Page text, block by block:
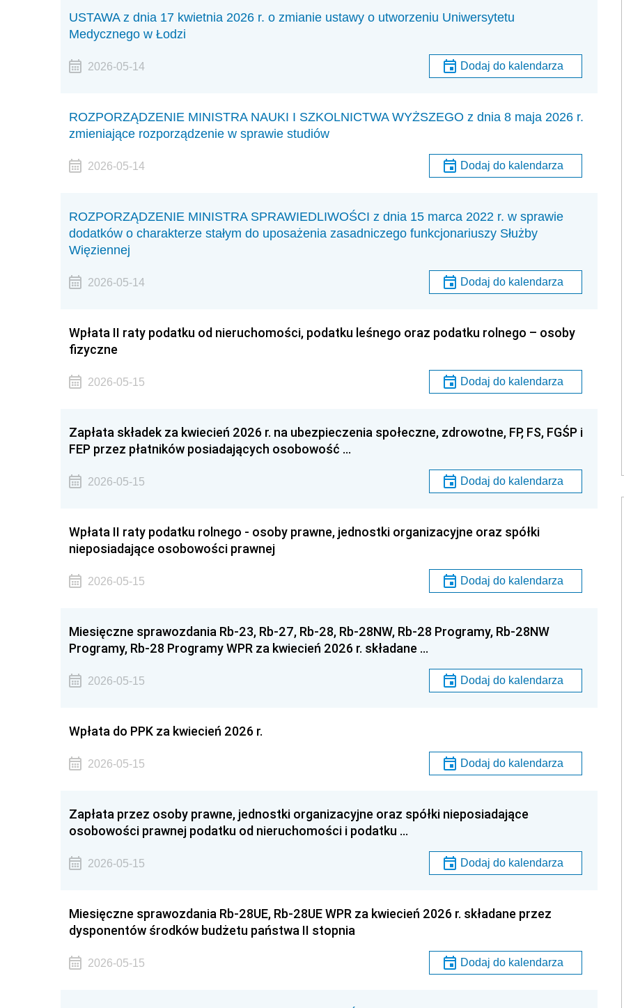
USTAWA z dnia 17 kwietnia 2026 r. o zmianie ustawy o utworzeniu Uniwersytetu
Medycznego w Łodzi
2026-05-14 Dodaj do kalendarza
ROZPORZĄDZENIE MINISTRA NAUKI I SZKOLNICTWA WYŻSZEGO z dnia 8 maja 2026 r.
zmieniające rozporządzenie w sprawie studiów
2026-05-14 Dodaj do kalendarza
ROZPORZĄDZENIE MINISTRA SPRAWIEDLIWOŚCI z dnia 15 marca 2022 r. w sprawie
dodatków o charakterze stałym do uposażenia zasadniczego funkcjonariuszy Służby
Więziennej
2026-05-14 Dodaj do kalendarza
Wpłata II raty podatku od nieruchomości, podatku leśnego oraz podatku rolnego – osoby
fizyczne
2026-05-15 Dodaj do kalendarza
Zapłata składek za kwiecień 2026 r. na ubezpieczenia społeczne, zdrowotne, FP, FS, FGŚP i
FEP przez płatników posiadających osobowość …
2026-05-15 Dodaj do kalendarza
Wpłata II raty podatku rolnego - osoby prawne, jednostki organizacyjne oraz spółki
nieposiadające osobowości prawnej
2026-05-15 Dodaj do kalendarza
Miesięczne sprawozdania Rb-23, Rb-27, Rb-28, Rb-28NW, Rb-28 Programy, Rb-28NW
Programy, Rb-28 Programy WPR za kwiecień 2026 r. składane …
2026-05-15 Dodaj do kalendarza
Wpłata do PPK za kwiecień 2026 r.
2026-05-15 Dodaj do kalendarza
Zapłata przez osoby prawne, jednostki organizacyjne oraz spółki nieposiadające
osobowości prawnej podatku od nieruchomości i podatku …
2026-05-15 Dodaj do kalendarza
Miesięczne sprawozdania Rb-28UE, Rb-28UE WPR za kwiecień 2026 r. składane przez
dysponentów środków budżetu państwa II stopnia
2026-05-15 Dodaj do kalendarza